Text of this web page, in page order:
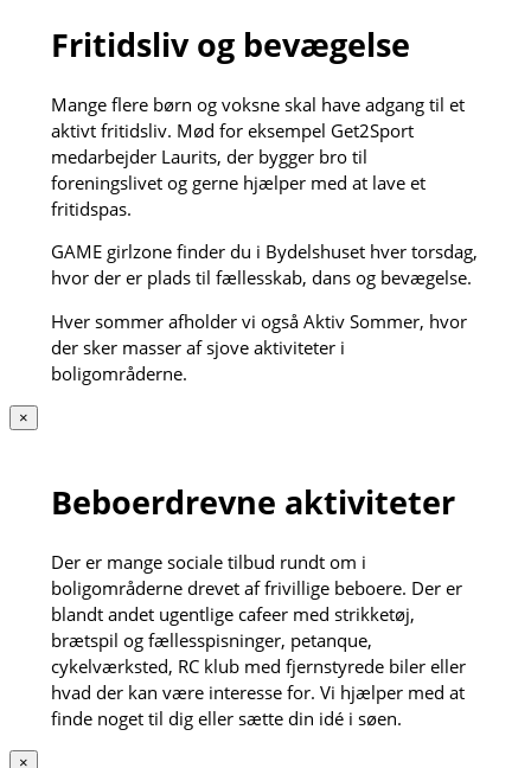
Fritidsliv og bevægelse
Mange flere børn og voksne skal have adgang til et
aktivt fritidsliv. Mød for eksempel Get2Sport
medarbejder Laurits, der bygger bro til
foreningslivet og gerne hjælper med at lave et
fritidspas.
GAME girlzone finder du i Bydelshuset hver torsdag,
hvor der er plads til fællesskab, dans og bevægelse.
Hver sommer afholder vi også Aktiv Sommer, hvor
der sker masser af sjove aktiviteter i
boligområderne.
×
Beboerdrevne aktiviteter
Der er mange sociale tilbud rundt om i
boligområderne drevet af frivillige beboere. Der er
blandt andet ugentlige cafeer med strikketøj,
brætspil og fællesspisninger, petanque,
cykelværksted, RC klub med fjernstyrede biler eller
hvad der kan være interesse for. Vi hjælper med at
finde noget til dig eller sætte din idé i søen.
×